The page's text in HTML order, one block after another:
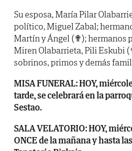
Su esposa, María Pilar
político, Miguel Zabal;
Martín y Ángel (✟); hermanos
Miren Olabarrieta, Pili Eskubi
sobrinos, primos y demás
MISA FUNERAL: HOY,
tarde, se celebrará en la
Sestao.
SALA VELATORIO: HOY,
ONCE de la mañana y hasta